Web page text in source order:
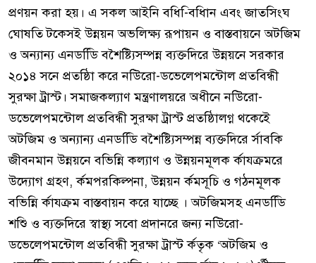
প্রণয়ন করা হয়। এ সকল আইনি বধি-িবধিান এবং জাতসিংঘ
ঘোষতি টকেসই উন্নয়ন অভলিক্ষ্য রূপায়ন ও বাস্তবায়নে অটজিম
ও অন্যান্য এনডডিি বশৈষ্ট্যিসম্পন্ন ব্যক্তদিরে উন্নয়নে সরকার
২০১৪ সনে প্রতষ্ঠিা করে নউিরো-ডভেলেপমন্টোল প্রতবিন্ধী
সুরক্ষা ট্রাস্ট। সমাজকল্যাণ মন্ত্রণালয়রে অধীনে নউিরো-
ডভেলেপমন্টোল প্রতবিন্ধী সুরক্ষা ট্রাস্ট প্রতষ্ঠিালগ্ন থকেইে
অটজিম ও অন্যান্য এনডডিি বশৈষ্ট্যিসম্পন্ন ব্যক্তদিরে র্সাবকি
জীবনমান উন্নয়নে বভিন্নি কল্যাণ ও উন্নয়নমূলক র্কাযক্রমরে
উদ্যোগ গ্রহণ, র্কমপরকিল্পনা, উন্নয়ন র্কমসূচি ও গঠনমূলক
বভিন্নি র্কাযক্রম বাস্তবায়ন করে যাচ্ছে । অটজিমসহ এনডডিি
শশিু ও ব্যক্তদিরে স্বাস্থ্য সবো প্রদানরে জন্য নউিরো-
ডভেলেপমন্টোল প্রতবিন্ধী সুরক্ষা ট্রাস্ট র্কতৃক ‘অটজিম ও